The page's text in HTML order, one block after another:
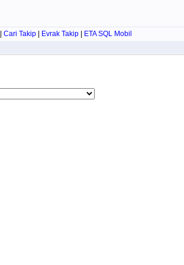
Cari Takip| Evrak Takip| ETA SQL Mobil